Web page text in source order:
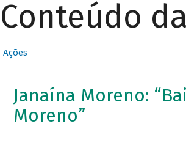
Conteúdo
Ações
Janaína Moreno:
Moreno”